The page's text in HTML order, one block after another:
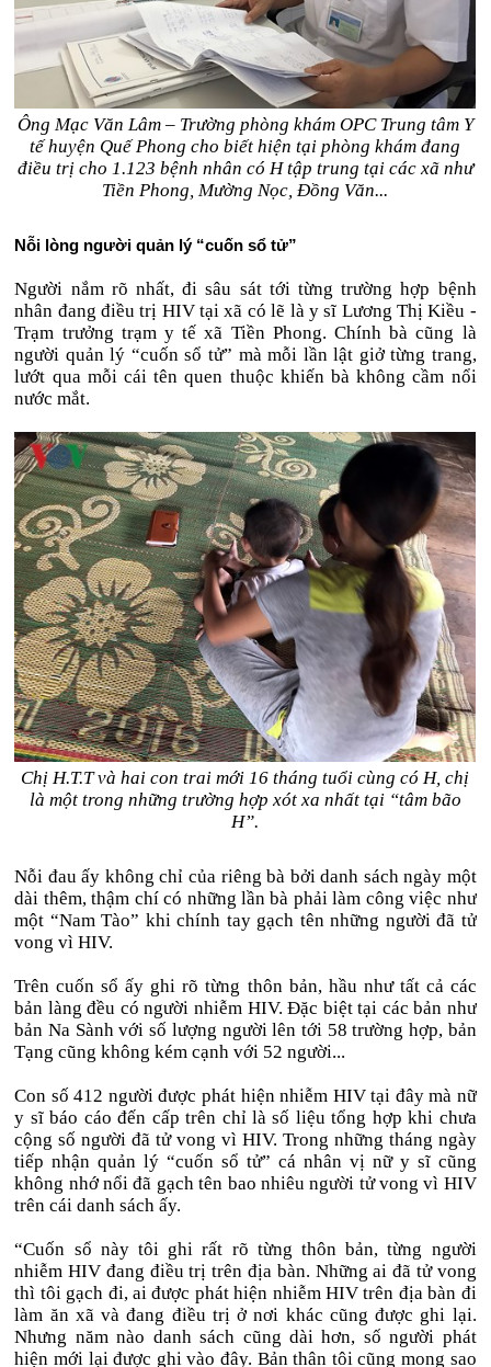
Ông Mạc Văn Lâm – Trường phòng khám OPC Trung tâm Y
tế huyện Quế Phong cho biết hiện tại phòng khám đang
điều trị cho 1.123 bệnh nhân có H tập trung tại các xã như
Tiền Phong, Mường Nọc, Đồng Văn...
Nỗi lòng người quản lý “cuốn sổ tử”
Người nắm rõ nhất, đi sâu sát tới từng trường hợp bệnh
nhân đang điều trị HIV tại xã có lẽ là y sĩ Lương Thị Kiều -
Trạm trưởng trạm y tế xã Tiền Phong. Chính bà cũng là
người quản lý “cuốn sổ tử” mà mỗi lần lật giở từng trang,
lướt qua mỗi cái tên quen thuộc khiến bà không cầm nổi
nước mắt.
Chị H.T.T và hai con trai mới 16 tháng tuổi cùng có H, chị
là một trong những trường hợp xót xa nhất tại “tâm bão
H”.
Nỗi đau ấy không chỉ của riêng bà bởi danh sách ngày một
dài thêm, thậm chí có những lần bà phải làm công việc như
một “Nam Tào” khi chính tay gạch tên những người đã tử
vong vì HIV.
Trên cuốn sổ ấy ghi rõ từng thôn bản, hầu như tất cả các
bản làng đều có người nhiễm HIV. Đặc biệt tại các bản như
bản Na Sành với số lượng người lên tới 58 trường hợp, bản
Tạng cũng không kém cạnh với 52 người...
Con số 412 người được phát hiện nhiễm HIV tại đây mà nữ
y sĩ báo cáo đến cấp trên chỉ là số liệu tổng hợp khi chưa
cộng số người đã tử vong vì HIV. Trong những tháng ngày
tiếp nhận quản lý “cuốn sổ tử” cá nhân vị nữ y sĩ cũng
không nhớ nổi đã gạch tên bao nhiêu người tử vong vì HIV
trên cái danh sách ấy.
“Cuốn sổ này tôi ghi rất rõ từng thôn bản, từng người
nhiễm HIV đang điều trị trên địa bàn. Những ai đã tử vong
thì tôi gạch đi, ai được phát hiện nhiễm HIV trên địa bàn đi
làm ăn xã và đang điều trị ở nơi khác cũng được ghi lại.
Nhưng năm nào danh sách cũng dài hơn, số người phát
hiện mới lại được ghi vào đây. Bản thân tôi cũng mong sao